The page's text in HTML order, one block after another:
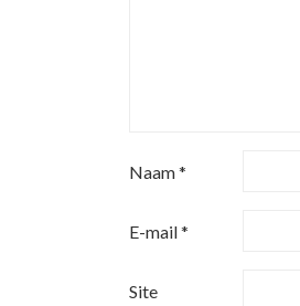
t
Naam*
E-mail*
Site